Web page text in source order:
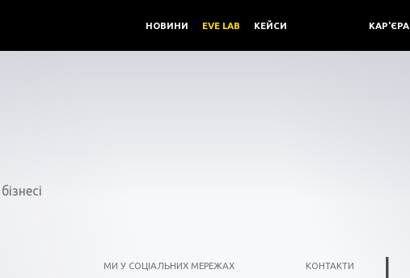
НОВИНИ EVE LAB КЕЙСИ КАР'ЄРА
МИ У СОЦІАЛЬНИХ МЕРЕЖАХ КОНТАКТИ